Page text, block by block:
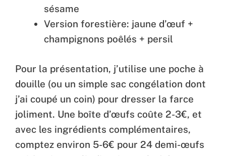
sésame
Version forestière: jaune d’œuf +
champignons poêlés + persil
Pour la présentation, j’utilise une poche à
douille (ou un simple sac congélation dont
j’ai coupé un coin) pour dresser la farce
joliment. Une boîte d’œufs coûte 2-3€, et
avec les ingrédients complémentaires,
comptez environ 5-6€ pour 24 demi-œufs